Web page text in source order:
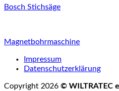
Bosch Stichsäge
Magnetbohrmaschine
Impressum
Datenschutzerklärung
Copyright 2026 © WILTRATEC